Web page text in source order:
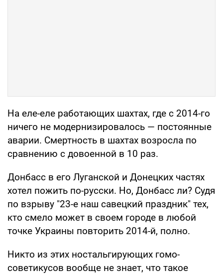
На еле-еле работающих шахтах, где с 2014-го
ничего не модернизировалось — постоянные
аварии. Смертность в шахтах возросла по
сравнению с довоенной в 10 раз.
Донбасс в его Луганской и Донецких частях
хотел пожить по-русски. Но, Донбасс ли? Судя
по взрыву "23-е наш савецкий праздник" тех,
кто смело может в своем городе в любой
точке Украины повторить 2014-й, полно.
Никто из этих ностальгирующих гомо-
советикусов вообще не знает, что такое